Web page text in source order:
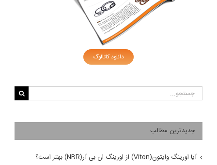
دانلود کاتالوگ
جستجو
برای:
جدیدترین مطالب
آیا اورینگ وایتون(Viton) از اورینگ ان بی آر(NBR) بهتر است؟